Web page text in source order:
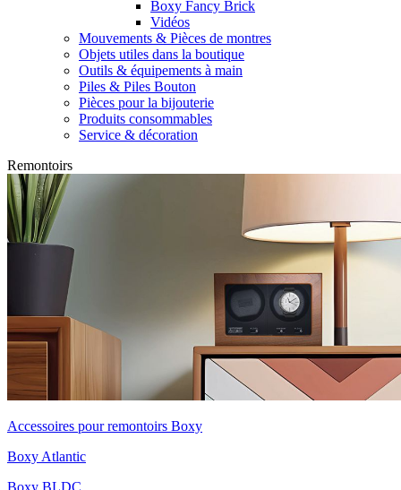
Boxy Fancy Brick
Vidéos
Mouvements & Pièces de montres
Objets utiles dans la boutique
Outils & équipements à main
Piles & Piles Bouton
Pièces pour la bijouterie
Produits consommables
Service & décoration
Remontoirs
Accessoires pour remontoirs Boxy
Boxy Atlantic
Boxy BLDC